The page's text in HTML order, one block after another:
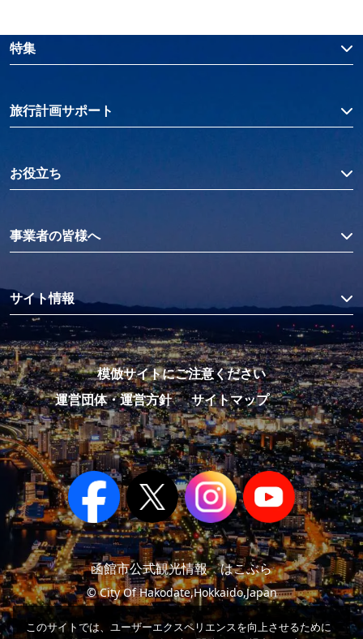
特集
旅行計画サポート
お役立ち
事業者の皆様へ
サイト情報
模倣サイトにご注意ください
運営団体・運営方針
サイトマップ
函館市公式観光情報 はこぶら
© City Of Hakodate,Hokkaido,Japan
このサイトでは、ユーザーエクスペリエンスを向上させるために